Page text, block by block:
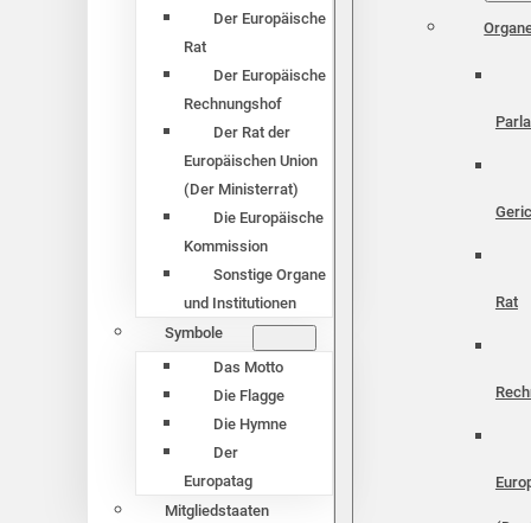
Der Europäische
Rat
Der Europäische
Rechnungshof
Der Rat der
Europäischen Union
(Der Ministerrat)
Die Europäische
Kommission
Sonstige Organe
und Institutionen
Symbole
Das Motto
Die Flagge
Die Hymne
Der
Europatag
Mitgliedstaaten
Rat